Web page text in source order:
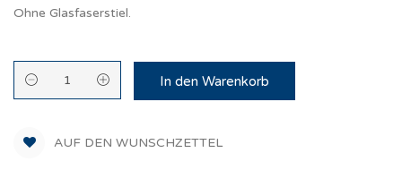
Ohne Glasfaserstiel.
In den Warenkorb
AUF DEN WUNSCHZETTEL